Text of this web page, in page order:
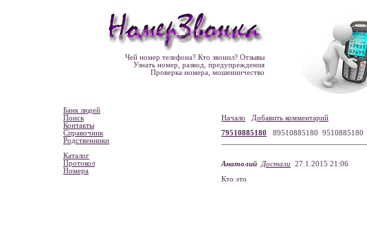
Чей номер телефона? Кто звонил? Отзывы
Узнать номер, развод, предупреждения
Проверка номера, мошенничество
Банк людей
Поиск
Контакты
Справочник
Родственники
Каталог
Протокол
Номера
Начало
Добавить комментарий
79510885180 89510885180 9510885180
Анатолий Достали 27.1.2015 21:06
Кто это